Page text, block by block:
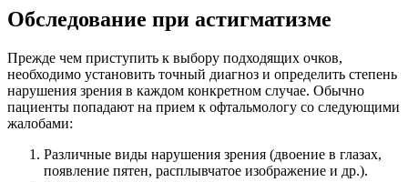
Обследование при астигматизме
Прежде чем приступить к выбору подходящих очков,
необходимо установить точный диагноз и определить степень
нарушения зрения в каждом конкретном случае. Обычно
пациенты попадают на прием к офтальмологу со следующими
жалобами:
Различные виды нарушения зрения (двоение в глазах,
появление пятен, расплывчатое изображение и др.).